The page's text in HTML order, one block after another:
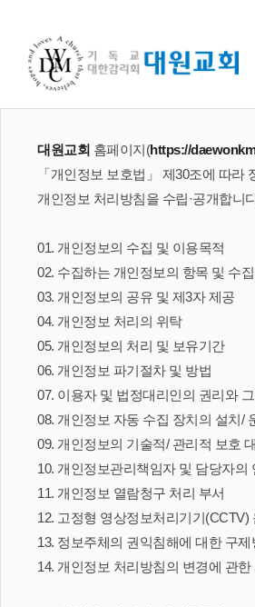
교회소개
연혁
섬기는 이들
담임목사
교역자
사역자
장로
예배 안내
차량 운행
금광동-은
수정구
대원교회 홈페이지(https://
「개인정보 보호법」 제30조에 따
개인정보 처리방침을 수립·공개합니
01. 개인정보의 수집 및 이용목적
02. 수집하는 개인정보의 항목 및 수
03. 개인정보의 공유 및 제3자 제공
04. 개인정보 처리의 위탁
05. 개인정보의 처리 및 보유기간
06. 개인정보 파기절차 및 방법
07. 이용자 및 법정대리인의 권리와
08. 개인정보 자동 수집 장치의 설치/
09. 개인정보의 기술적/ 관리적 보호
10. 개인정보관리책임자 및 담당자의
11. 개인정보 열람청구 처리 부서
12. 고정형 영상정보처리기기(CCTV)
13. 정보주체의 권익침해에 대한 구제
14. 개인정보 처리방침의 변경에 관한